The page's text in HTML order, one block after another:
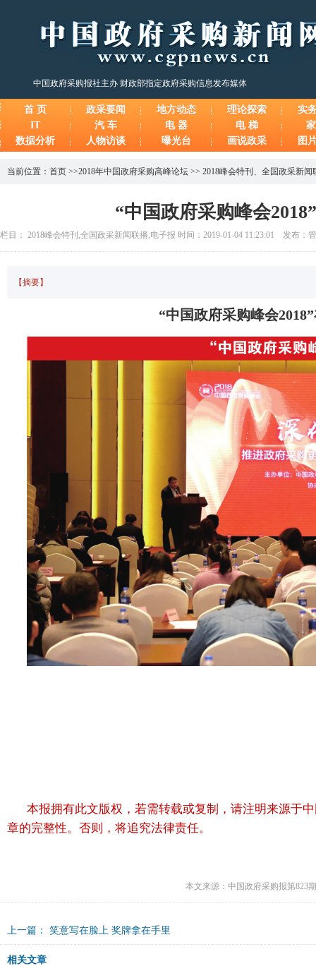
中国政府采购报社主办 财政部指定政府采购信息发布媒体
首 页 政采要闻 地方动态 理论探索
实
IT
汽 车 电 器 电 梯
数据分析
人物访谈 曝光台 画说政采 图
当前位置： 首页 >>2018年中国政府采购高峰论坛 >> 2018峰会特刊 、 全国政采新闻
“中国政府采购峰会
栏目： 2018峰会特刊,全国政采新闻联播,电子报 时间：2019-01-04 11:23:01 发布：
【摘要】
“中国政府采购峰会
本报拥有此文版权，若需转载或复制，请注明来源于
章的完整性。否则，将追究法律责任。
本文来源：中国政府采购报第823
上一篇： 笑意写在脸上 奖牌拿在手里
相关文章